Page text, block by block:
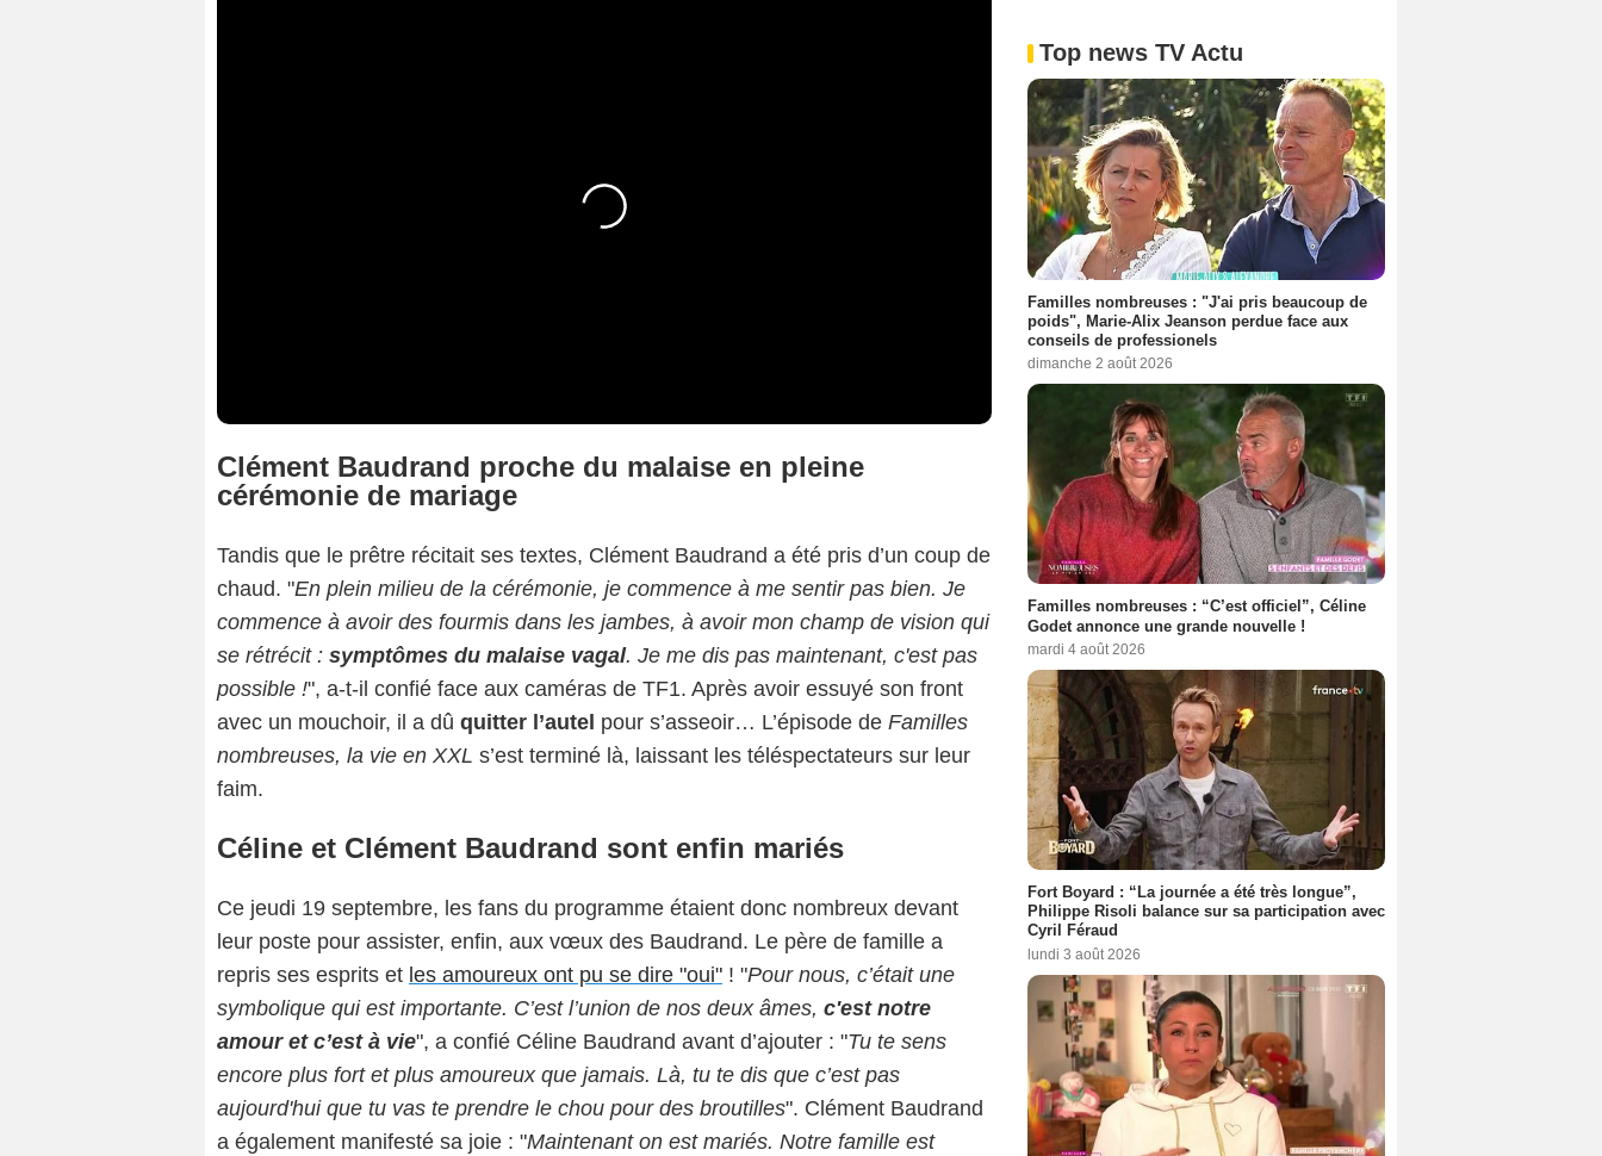
Clément Baudrand proche du malaise en pleine
cérémonie de mariage
Tandis que le prêtre récitait ses textes, Clément Baudrand a été pris d’un coup de
chaud. "En plein milieu de la cérémonie, je commence à me sentir pas bien. Je
commence à avoir des fourmis dans les jambes, à avoir mon champ de vision qui
se rétrécit : symptômes du malaise vagal. Je me dis pas maintenant, c'est pas
possible !", a-t-il confié face aux caméras de TF1. Après avoir essuyé son front
avec un mouchoir, il a dû quitter l’autel pour s’asseoir… L’épisode de Familles
nombreuses, la vie en XXL s’est terminé là, laissant les téléspectateurs sur leur
faim.
Céline et Clément Baudrand sont enfin mariés
Ce jeudi 19 septembre, les fans du programme étaient donc nombreux devant
leur poste pour assister, enfin, aux vœux des Baudrand. Le père de famille a
repris ses esprits et les amoureux ont pu se dire "oui" ! "Pour nous, c’était une
symbolique qui est importante. C’est l’union de nos deux âmes, c'est notre
amour et c’est à vie", a confié Céline Baudrand avant d’ajouter : "Tu te sens
encore plus fort et plus amoureux que jamais. Là, tu te dis que c’est pas
aujourd'hui que tu vas te prendre le chou pour des broutilles". Clément Baudrand
a également manifesté sa joie : "Maintenant on est mariés. Notre famille est
Top news TV Actu
Familles nombreuses : "J'ai pris beaucoup de
poids", Marie-Alix Jeanson perdue face aux
conseils de professionels
dimanche 2 août 2026
Familles nombreuses : “C’est officiel”, Céline
Godet annonce une grande nouvelle !
mardi 4 août 2026
Fort Boyard : “La journée a été très longue”,
Philippe Risoli balance sur sa participation avec
Cyril Féraud
lundi 3 août 2026